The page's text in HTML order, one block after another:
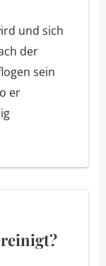
und sich
der
sein
er